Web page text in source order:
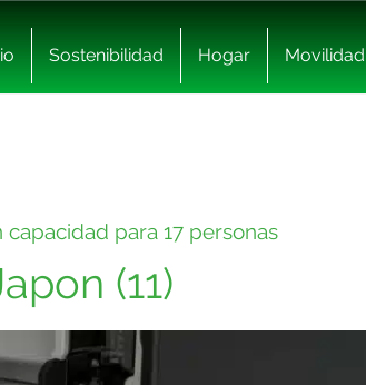
Sostenibilidad Hogar Movilidad
para 17 personas
(11)